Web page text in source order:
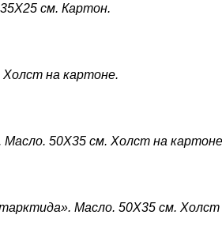
см. Картон.
на картоне.
50X35 см. Холст на
Масло. 50X35 см. Холст